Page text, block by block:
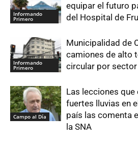
Informando
Primero
equipar el futuro
del Hospital de
Informando
Primero
Municipalidad de
camiones de alto
circular por
Campo al Día
Las lecciones
fuertes lluvias en
país las comenta
la SNA